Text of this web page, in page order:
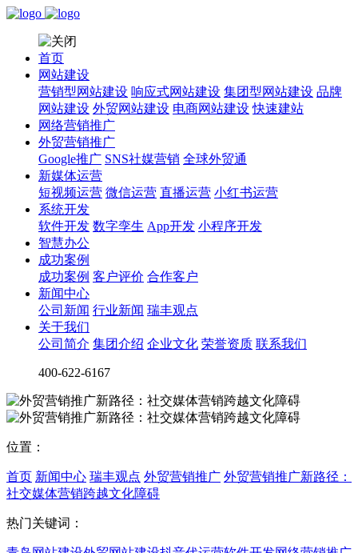
首页
网站建设
营销型网站建设 响应式网站建设 集团型网站建设 品牌
网站建设 外贸网站建设 电商网站建设 快速建站
网络营销推广
外贸营销推广
Google推广 SNS社媒营销 全球外贸通
新媒体运营
短视频运营 微信运营 直播运营 小红书运营
系统开发
软件开发 数字孪生 App开发 小程序开发
智慧办公
成功案例
成功案例 客户评价 合作客户
新闻中心
公司新闻 行业新闻 瑞丰观点
关于我们
公司简介 集团介绍 企业文化 荣誉资质 联系我们
400-622-6167
位置：
首页 新闻中心 瑞丰观点 外贸营销推广 外贸营销推广新路径：
社交媒体营销跨越文化障碍
热门关键词：